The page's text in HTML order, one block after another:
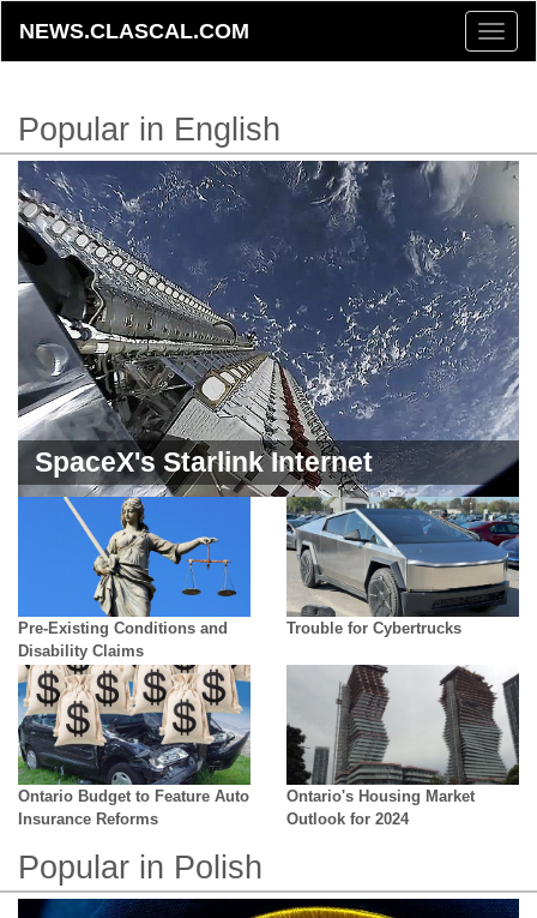
Toggle
NEWS.CLASCAL.COM
Popular in English
SpaceX's Starlink Internet
Continues to Operate at a Loss
Pre-Existing Conditions and
Disability Claims
Trouble for Cybertrucks
Ontario Budget to Feature Auto
Insurance Reforms
Ontario's Housing Market
Outlook for 2024
Popular in Polish